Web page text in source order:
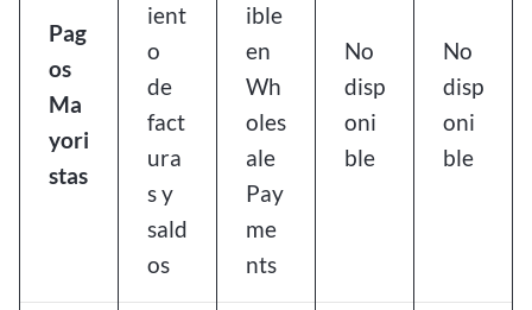
Pag
os
Ma
yori
stas
ient
o
de
fact
ura
s y
sald
os
ible
en
Wh
oles
ale
Pay
me
nts
No
disp
oni
ble
No
disp
oni
ble